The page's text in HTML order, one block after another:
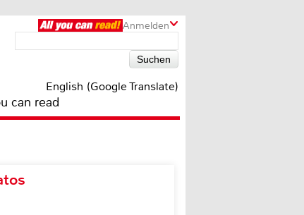
Anmelden
English (Google Translate)
can read